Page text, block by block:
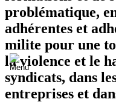
problématique,
adhérentes et
milite pour une
la violence et le
syndicats, dans
entreprises et